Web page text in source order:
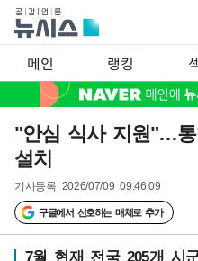
메인 랭킹
"안심 식사 지원"…통
설치
기사등록 2026/07/09 09:46:09
구글에서 선호하는 매체로 추가
7월 현재 전국 205개 시